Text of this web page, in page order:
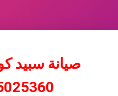
صيانة سبيد